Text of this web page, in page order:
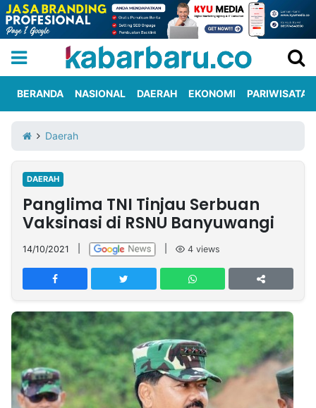
Iklan
Berita
Kami
Nasional
International
Olahraga
Entertainment
Daerah
Pariwisata
Kuliner
Kolom
Network
PT
TREETAN
MULTIMEDIA
INDONESIA
Partner
BERANDA NASIONAL DAERAH EKONOMI PARIWISATA
Daerah
DAERAH
Panglima TNI Tinjau Serbuan
Vaksinasi di RSNU Banyuwangi
14/10/2021 4 views